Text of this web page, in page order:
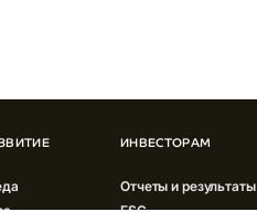
ИНВЕСТОРАМ
Отчеты и результаты